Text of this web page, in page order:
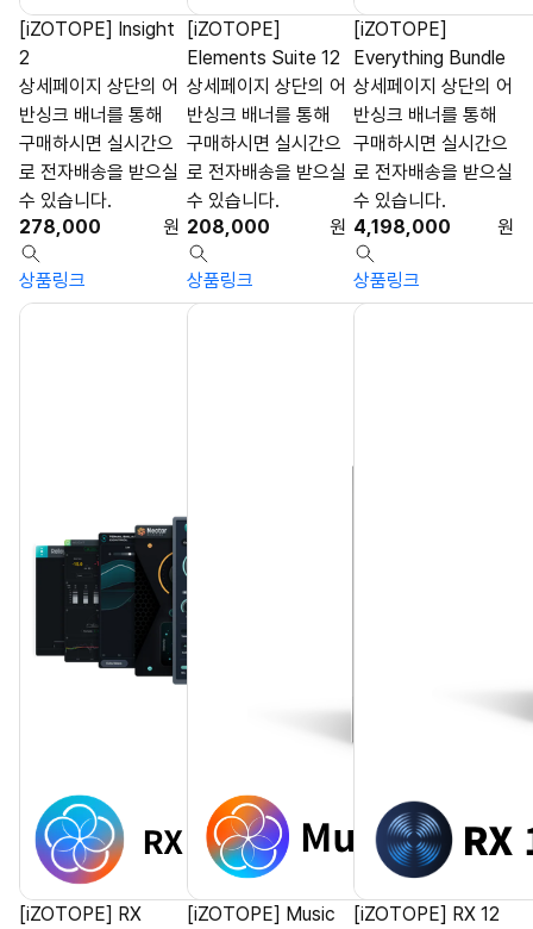
[iZOTOPE] Insight
2
상세페이지 상단의 어
반싱크 배너를 통해
구매하시면 실시간으
로 전자배송을 받으실
수 있습니다.
278,000
원
상품링크
[iZOTOPE]
Elements Suite 12
상세페이지 상단의 어
반싱크 배너를 통해
구매하시면 실시간으
로 전자배송을 받으실
수 있습니다.
208,000
원
상품링크
[iZOTOPE]
Everything Bundle
상세페이지 상단의 어
반싱크 배너를 통해
구매하시면 실시간으
로 전자배송을 받으실
수 있습니다.
4,198,000
원
상품링크
[iZOTOPE] RX
[iZOTOPE] Music
[iZOTOPE] RX 12